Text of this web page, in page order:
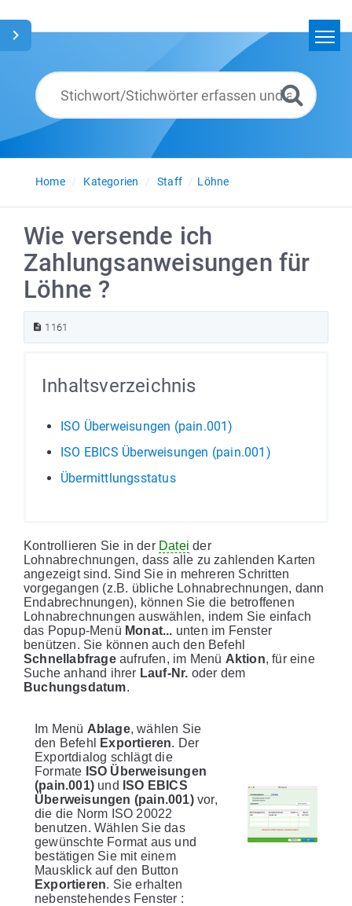
Glossar
Deutsch
Home
Kategorien Staff Löhne
Wie versende ich
Zahlungsanweisungen für
Löhne ?
1161
Inhaltsverzeichnis
ISO Überweisungen (pain.001)
ISO EBICS Überweisungen (pain.001)
Übermittlungsstatus
Kontrollieren Sie in der Datei der
Lohnabrechnungen, dass alle zu zahlenden Karten
angezeigt sind. Sind Sie in mehreren Schritten
vorgegangen (z.B. übliche Lohnabrechnungen, dann
Endabrechnungen), können Sie die betroffenen
Lohnabrechnungen auswählen, indem Sie einfach
das Popup-Menü Monat... unten im Fenster
benützen. Sie können auch den Befehl
Schnellabfrageaufrufen, im Menü Aktion, für eine
Suche anhand ihrer Lauf-Nr. oder dem
Buchungsdatum.
Im Menü Ablage, wählen Sie
den Befehl
Exportieren. Der
Exportdialog schlägt die
Formate ISO Überweisungen
(pain.001) und ISO EBICS
Überweisungen (pain.001)vor,
die die Norm ISO 20022
benutzen. Wählen Sie das
gewünschte Format aus und
bestätigen Sie mit einem
Mausklick auf den Button
Exportieren. Sie erhalten
nebenstehendes Fenster :